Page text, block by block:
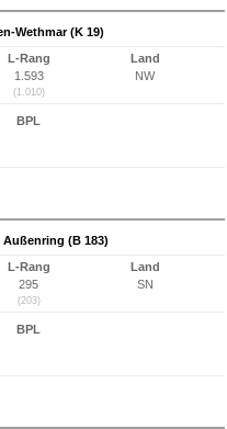
Wethmar (K 19)
L-Rang
1.593
(1.010)
Land
NW
BPL
Außenring (B 183)
L-Rang
295
(203)
Land
SN
BPL